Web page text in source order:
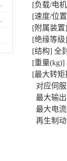
[负载/电
[速度/位
[附属装
[绝缘等级
[结构] 全
[重量(kg)]
[最大转矩
对应伺
最大输出
最大电
再生制